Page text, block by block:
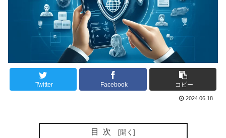
Twitter Facebook コピー
2024.06.18
目次